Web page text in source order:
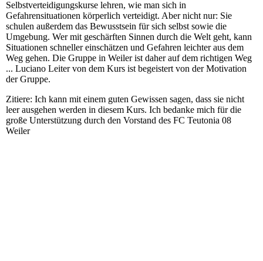
Selbstverteidigungskurse lehren, wie man sich in
Gefahrensituationen körperlich verteidigt. Aber nicht nur: Sie
schulen außerdem das Bewusstsein für sich selbst sowie die
Umgebung. Wer mit geschärften Sinnen durch die Welt geht, kann
Situationen schneller einschätzen und Gefahren leichter aus dem
Weg gehen. Die Gruppe in Weiler ist daher auf dem richtigen Weg
... Luciano Leiter von dem Kurs ist begeistert von der Motivation
der Gruppe.
Zitiere: Ich kann mit einem guten Gewissen sagen, dass sie nicht
leer ausgehen werden in diesem Kurs. Ich bedanke mich für die
große Unterstützung durch den Vorstand des FC Teutonia 08
Weiler